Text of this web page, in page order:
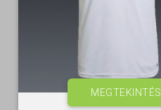
MEGTEKINTÉS